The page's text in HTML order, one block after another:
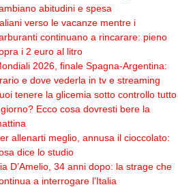
abitudini e spesa
verso le vacanze mentre i
continuano a rincarare: pieno
i 2 euro al litro
2026, finale Spagna-Argentina:
e dove vederla in tv e streaming
tenere la glicemia sotto controllo tutto
Ecco cosa dovresti bere la
allenarti meglio, annusa il cioccolato:
dice lo studio
D’Amelio, 34 anni dopo: la strage che
a interrogare l’Italia